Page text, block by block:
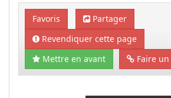
Favoris
Partager
Revendiquer cette page
Mettre en avant
Faire